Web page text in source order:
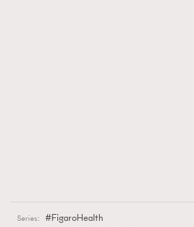
Series: FigaroHealth